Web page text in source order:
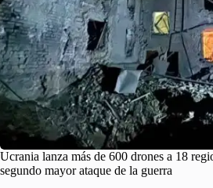
Ucrania lanza más de 600 drones a 18
segundo mayor ataque de la guerra